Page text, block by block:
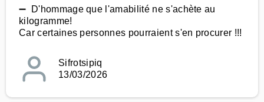
➖ D'hommage que l'amabilité ne s'achète au
kilogramme!
Car certaines personnes pourraient s'en procurer !!!
Sifrotsipiq
13/03/2026